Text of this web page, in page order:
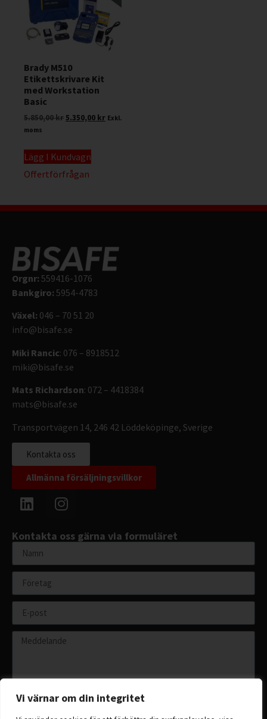
Vi värnar om din integritet
Brady M510
Etikettskrivare Kit
med Workstation
Basic
5.850,00kr5.350,00 kr Exkl.
moms
Lägg I Kundvagn
Offertförfrågan
Orgnr: 559416-1076
Bankgiro: 5954-4783
Växel: 046 – 70 51 20
info@bisafe.se
Miki Rancic: 076 – 8918512
miki@bisafe.se
Mats Richardson: 072 – 4418384
mats@bisafe.se
Transportvägen 14, 246 42 Löddeköpinge, Sverige
Kontakta oss
Allmänna försäljningsvillkor
Kontakta oss gärna via formuläret